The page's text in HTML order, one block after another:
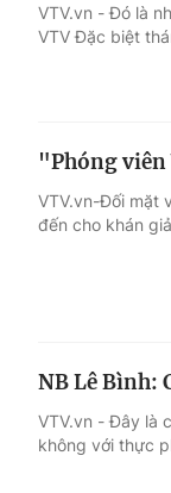
Sao
VTV.vn - Đó là
VTV Đặc biệt
"Phóng viên
VTV.vn-Đối mặt
đến cho khán
NB Lê Bình:
VTV.vn - Đây là
không với thực